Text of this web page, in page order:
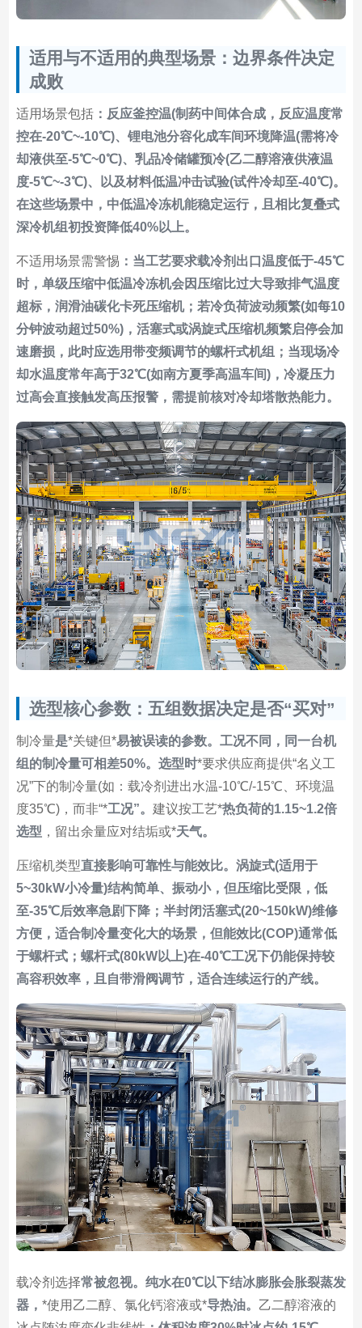
适用与不适用的典型场景：边界条件决定
成败
适用场景包括：反应釜控温(制药中间体合成，反应温度常
控在-20℃~-10℃)、锂电池分容化成车间环境降温(需将冷
却液供至-5℃~0℃)、乳品冷储罐预冷(乙二醇溶液供液温
度-5℃~-3℃)、以及材料低温冲击试验(试件冷却至-40℃)。
在这些场景中，中低温冷冻机能稳定运行，且相比复叠式
深冷机组初投资降低40%以上。
不适用场景需警惕 ：当工艺要求载冷剂出口温度低于-45℃
时，单级压缩中低温冷冻机会因压缩比过大导致排气温度
超标，润滑油碳化卡死压缩机；若冷负荷波动频繁(如每10
分钟波动超过50%)，活塞式或涡旋式压缩机频繁启停会加
速磨损，此时应选用带变频调节的螺杆式机组；当现场冷
却水温度常年高于32℃(如南方夏季高温车间)，冷凝压力
过高会直接触发高压报警，需提前核对冷却塔散热能力。
选型核心参数：五组数据决定是否“买对”
制冷量是*关键但*易被误读的参数。工况不同，同一台机
组的制冷量可相差50%。选型时*要求供应商提供“名义工
况”下的制冷量(如：载冷剂进出水温-10℃/-15℃、环境温
度35℃)，而非“*工况”。 建议按工艺*热负荷的1.15~1.2倍
选型 ，留出余量应对结垢或*天气。
压缩机类型直接影响可靠性与能效比。涡旋式(适用于
5~30kW小冷量)结构简单、振动小，但压缩比受限，低
至-35℃后效率急剧下降；半封闭活塞式(20~150kW)维修
方便，适合制冷量变化大的场景，但能效比(COP)通常低
于螺杆式；螺杆式(80kW以上)在-40℃工况下仍能保持较
高容积效率，且自带滑阀调节，适合连续运行的产线。
载冷剂选择常被忽视。纯水在0℃以下结冰膨胀会胀裂蒸发
器， *使用乙二醇、氯化钙溶液或*导热油。 乙二醇溶液的